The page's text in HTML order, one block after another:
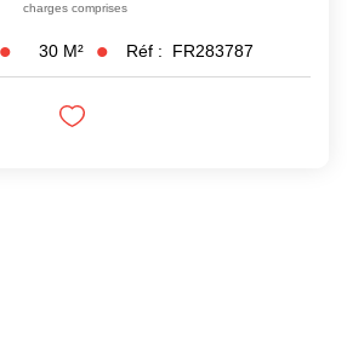
charges comprises
30 M² Réf : FR283787